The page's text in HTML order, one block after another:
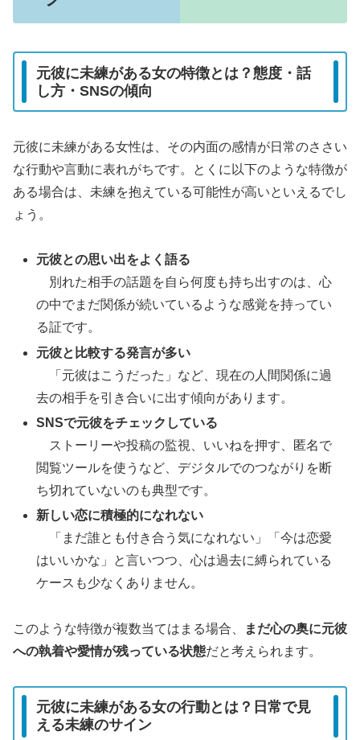
元彼に未練がある女の特徴とは？態度・話
し方・SNSの傾向
元彼に未練がある女性は、その内面の感情が日常のささい
な行動や言動に表れがちです。とくに以下のような特徴が
ある場合は、未練を抱えている可能性が高いといえるでし
ょう。
元彼との思い出をよく語る
別れた相手の話題を自ら何度も持ち出すのは、心
の中でまだ関係が続いているような感覚を持ってい
る証です。
元彼と比較する発言が多い
「元彼はこうだった」など、現在の人間関係に過
去の相手を引き合いに出す傾向があります。
SNSで元彼をチェックしている
ストーリーや投稿の監視、いいねを押す、匿名で
閲覧ツールを使うなど、デジタルでのつながりを断
ち切れていないのも典型です。
新しい恋に積極的になれない
「まだ誰とも付き合う気になれない」「今は恋愛
はいいかな」と言いつつ、心は過去に縛られている
ケースも少なくありません。
このような特徴が複数当てはまる場合、
まだ心の奥に元彼
への執着や愛情が残っている状態だと考えられます。
元彼に未練がある女の行動とは？日常で見
える未練のサイン